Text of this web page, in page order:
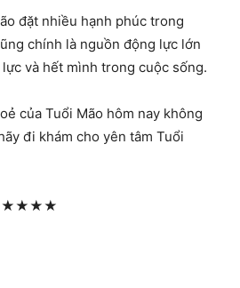
đặt nhiều hạnh phúc trong
chính là nguồn động lực lớn
và hết mình trong cuộc sống.
của Tuổi Mão hôm nay không
đi khám cho yên tâm Tuổi